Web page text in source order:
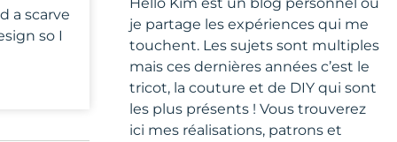
a scarve
so I
Hello Kim est un blog personnel où
je partage les expériences qui me
touchent. Les sujets sont multiples
mais ces dernières années c’est le
tricot, la couture et de DIY qui sont
les plus présents ! Vous trouverez
ici mes réalisations, patrons et